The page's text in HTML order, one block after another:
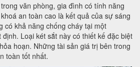
văn phòng, gia đình có tính năng
an toàn cao là kết quả của sự sáng
có khả năng chống cháy tại một
Loại két sắt này có thiết kế đặc biệt
hoạn. Những tài sản giá trị bên trong
toàn tốt nhất.